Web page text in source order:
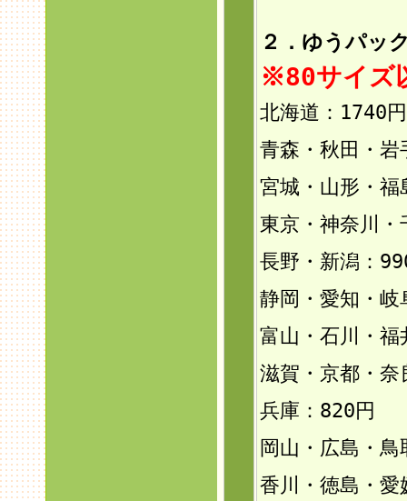
２．ゆうパッ
※80サイズ
北海道：1740円
青森・秋田・
宮城・山形・
東京・神奈川
長野・新潟：
静岡・愛知・
富山・石川・福
滋賀・京都・
兵庫：820円
岡山・広島・
香川・徳島・